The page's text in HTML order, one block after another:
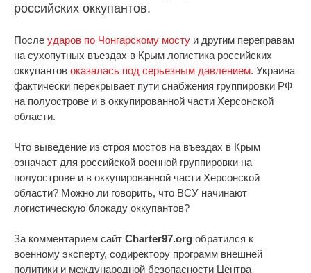
российских оккупантов.
После ударов по Чонгарскому мосту и другим переправам
на сухопутных въездах в Крым логистика российских
оккупантов оказалась под серьезным давлением. Украина
фактически перекрывает пути снабжения группировки РФ
на полуострове и в оккупированной части Херсонской
области.
Что выведение из строя мостов на въездах в Крым
означает для российской военной группировки на
полуострове и в оккупированной части Херсонской
области? Можно ли говорить, что ВСУ начинают
логистическую блокаду оккупантов?
За комментарием сайт Charter97.org обратился к
военному эксперту, содиректору программ внешней
политики и международной безопасности Центра